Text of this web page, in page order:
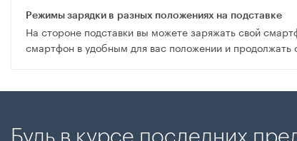
Режимы зарядки в разных положениях на подставке
На стороне подставки вы можете заряжать свой
смартфон в удобным для вас положении и продолжать